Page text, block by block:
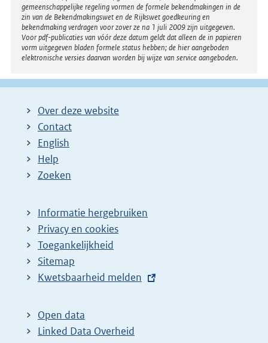
gemeenschappelijke regeling vormen de formele bekendmakingen in de
zin van de Bekendmakingswet en de Rijkswet goedkeuring en
bekendmaking verdragen voor zover ze na 1 juli 2009 zijn uitgegeven.
Voor pdf-publicaties van vóór deze datum geldt dat alleen de in papieren
vorm uitgegeven bladen formele status hebben; de hier aangeboden
elektronische versies daarvan worden bij wijze van service aangeboden.
Over deze website
Contact
English
Help
Zoeken
Informatie hergebruiken
Privacy en cookies
Toegankelijkheid
Sitemap
E
t
e
Kwetsbaarheid melden
Open data
Linked Data Overheid